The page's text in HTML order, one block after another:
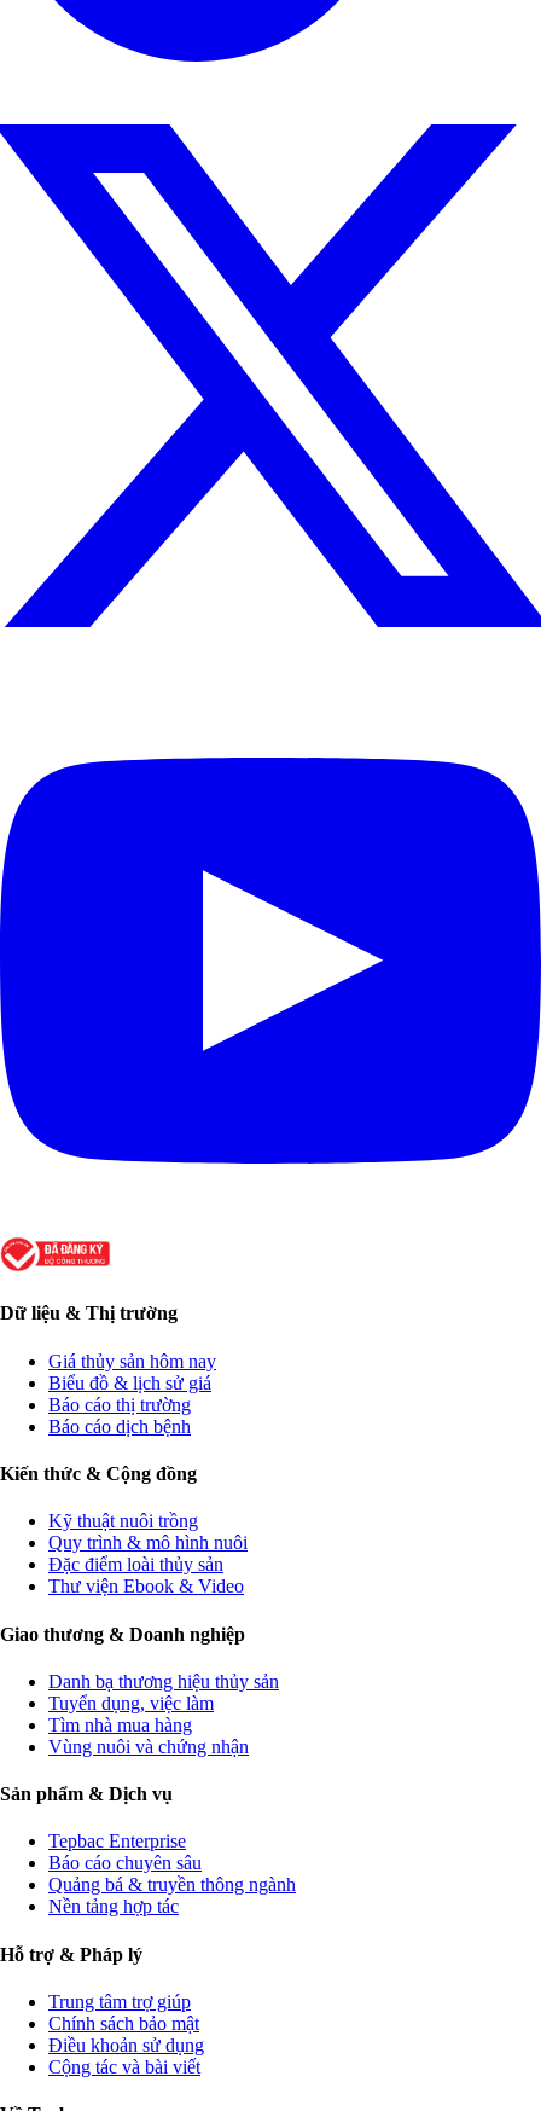
Dữ liệu & Thị trường
Giá thủy sản hôm nay
Biểu đồ & lịch sử giá
Báo cáo thị trường
Báo cáo dịch bệnh
Kiến thức & Cộng đồng
Kỹ thuật nuôi trồng
Quy trình & mô hình nuôi
Đặc điểm loài thủy sản
Thư viện Ebook & Video
Giao thương & Doanh nghiệp
Danh bạ thương hiệu thủy sản
Tuyển dụng, việc làm
Tìm nhà mua hàng
Vùng nuôi và chứng nhận
Sản phẩm & Dịch vụ
Tepbac Enterprise
Báo cáo chuyên sâu
Quảng bá & truyền thông ngành
Nền tảng hợp tác
Hỗ trợ & Pháp lý
Trung tâm trợ giúp
Chính sách bảo mật
Điều khoản sử dụng
Cộng tác và bài viết